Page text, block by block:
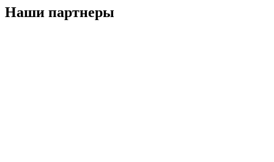
Наши партнеры